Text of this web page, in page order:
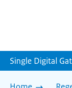
Single Digital